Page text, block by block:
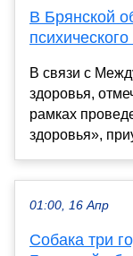
В Брянской
В связи с
здоровья,
рамках
здоровья»,
01:00, 16 Апр
Собака три